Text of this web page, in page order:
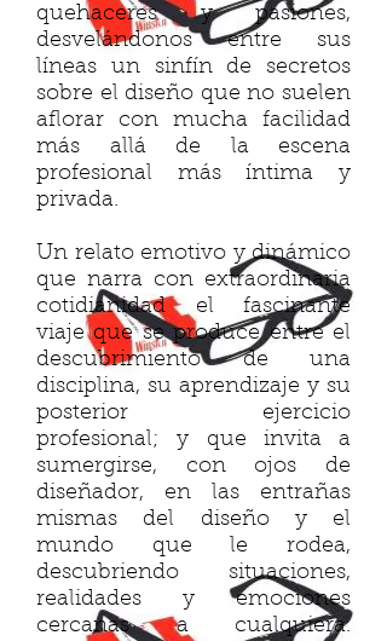
quehaceres y pasiones,
desvelándonos entre sus
líneas un sinfín de secretos
sobre el diseño que no suelen
aflorar con mucha facilidad
más allá de la escena
profesional más íntima y
privada.
Un relato emotivo y dinámico
que narra con extraordinaria
cotidianidad el fascinante
viaje que se produce entre el
descubrimiento de una
disciplina, su aprendizaje y su
posterior ejercicio
profesional; y que invita a
sumergirse, con ojos de
diseñador, en las entrañas
mismas del diseño y el
mundo que le rodea,
descubriendo situaciones,
realidades y emociones
cercanas a cualquiera.